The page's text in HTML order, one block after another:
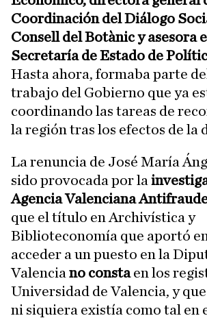
Coordinación del Diálogo
Consell del Botànic y asesora
Secretaría de Estado de
Hasta ahora, formaba parte
trabajo del Gobierno que ya
coordinando las tareas de
la región tras los efectos de la
La renuncia de José María
sido provocada por la
Agencia Valenciana
que el título en Archivística y
Biblioteconomía que aportó
acceder a un puesto en la
Valencia no constaen los
Universidad de Valencia, y
ni siquiera existía como tal en